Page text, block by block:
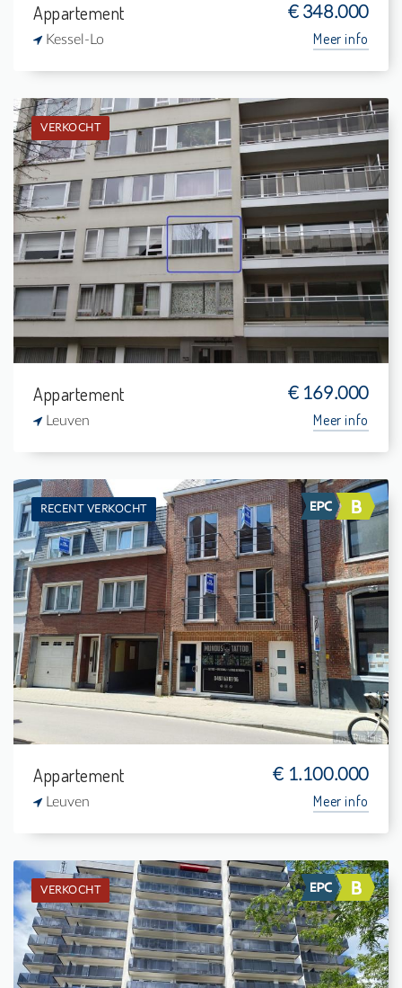
Appartement € 348.000
Kessel-Lo Meer info
VERKOCHT
Verkocht: Studio
-
-
24 m²
Appartement € 169.000
Leuven Meer info
RECENT VERKOCHT
Verkocht: Appartementsgebouw
-
-
Appartement € 1.100.000
Leuven Meer info
VERKOCHT
Verkocht: Appartement